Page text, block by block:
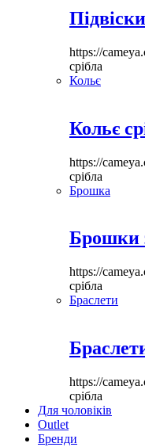
https://
срібла
Кольє
Кольє
https://
срібла
Брошка
Брошки
https://
срібла
Браслети
https://
срібла
Для чоловіків
Outlet
Бренди